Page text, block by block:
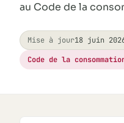
au Code de la
Mise à jour18 juin
Code de la